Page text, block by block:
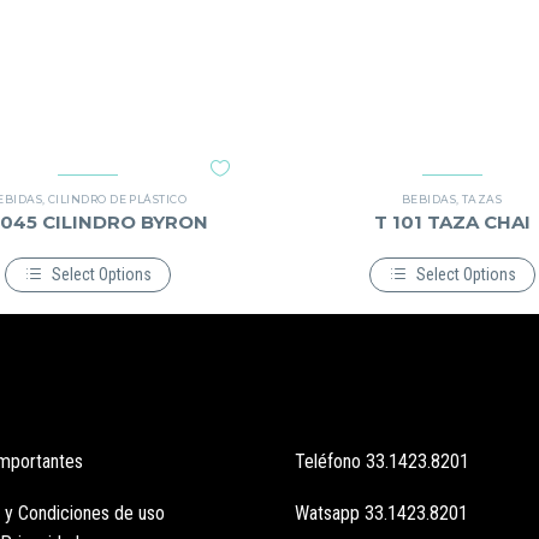
,CILINDRO DE PLÁSTICO
CILINDRO BYRON
Select Options
Este
producto
la
BEBIDAS TAZAS
T 101 TAZA CHAI
Select Options
Este
producto
pueden
elegir
la
Condiciones de uso
Teléfono 33.1423.8201
Watsapp 33.1423.8201